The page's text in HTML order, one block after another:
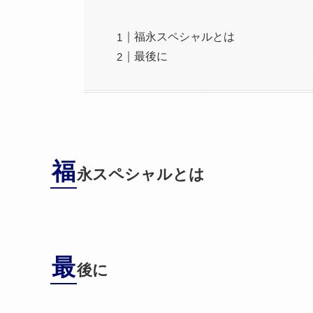
福永スペシャルとは
最後に
福永スペシャルとは
最後に